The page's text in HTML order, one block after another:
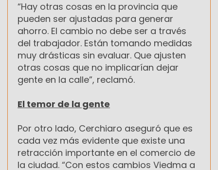
“Hay otras cosas en la provincia que
pueden ser ajustadas para generar
ahorro. El cambio no debe ser a través
del trabajador. Están tomando medidas
muy drásticas sin evaluar. Que ajusten
otras cosas que no implicarían dejar
gente en la calle”, reclamó.
El temor de la gente
Por otro lado, Cerchiaro aseguró que es
cada vez más evidente que existe una
retracción importante en el comercio de
la ciudad. “Con estos cambios Viedma a